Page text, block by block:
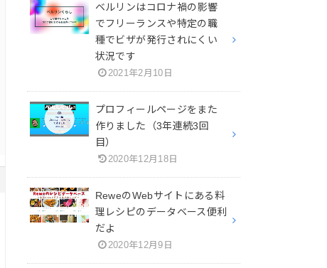
ベルリンはコロナ禍の影響
でフリーランスや特定の職
種でビザが発行されにくい
状況です
2021年2月10日
プロフィールページをまた
作りました（3年連続3回
目）
2020年12月18日
ReweのWebサイトにある料
理レシピのデータベース便利
だよ
2020年12月9日